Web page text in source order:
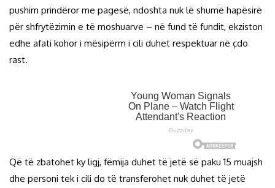
pushim prindëror me pagesë, ndoshta nuk lë shumë hapësirë ​​
për shfrytëzimin e të moshuarve – në fund të fundit, ekziston
edhe afati kohor i mësipërm i cili duhet respektuar në çdo
rast.
Që të zbatohet ky ligj, fëmija duhet të jetë së paku 15 muajsh
dhe personi tek i cili do të transferohet nuk duhet të jetë